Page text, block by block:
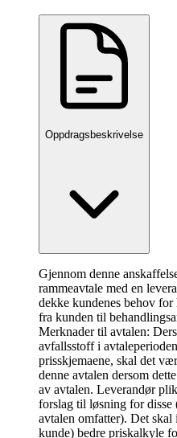
Oppdragsbeskrivelse
Gjennom denne
rammeavtale med en
dekke kundenes behov
fra kunden til
Merknader til avtalen:
avfallsstoff i
prisskjemaene, skal det
denne avtalen dersom
av avtalen. Leverandør
forslag til løsning for disse
avtalen omfatter). Det
kunde) bedre priskalkyle